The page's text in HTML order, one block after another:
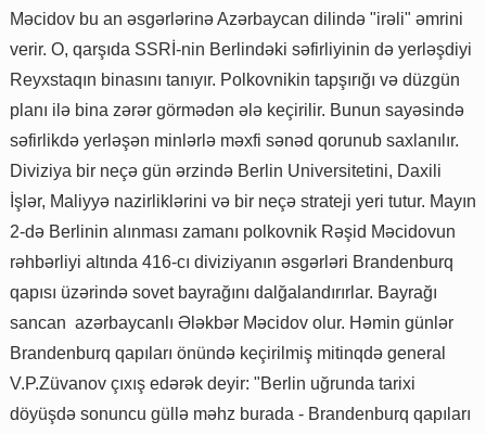
Məcidov bu an əsgərlərinə Azərbaycan dilində "irəli" əmrini
verir. O, qarşıda SSRİ-nin Berlindəki səfirliyinin də yerləşdiyi
Reyxstaqın binasını tanıyır. Polkovnikin tapşırığı və düzgün
planı ilə bina zərər görmədən ələ keçirilir. Bunun sayəsində
səfirlikdə yerləşən minlərlə məxfi sənəd qorunub saxlanılır.
Diviziya bir neçə gün ərzində Berlin Universitetini, Daxili
İşlər, Maliyyə nazirliklərini və bir neçə strateji yeri tutur. Mayın
2-də Berlinin alınması zamanı polkovnik Rəşid Məcidovun
rəhbərliyi altında 416-cı diviziyanın əsgərləri Brandenburq
qapısı üzərində sovet bayrağını dalğalandırırlar. Bayrağı
sancan azərbaycanlı Ələkbər Məcidov olur. Həmin günlər
Brandenburq qapıları önündə keçirilmiş mitinqdə general
V.P.Züvanov çıxış edərək deyir: "Berlin uğrunda tarixi
döyüşdə sonuncu güllə məhz burada - Brandenburq qapıları